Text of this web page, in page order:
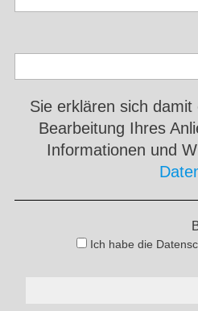
Sie erklären sich
Bearbeitung Ihres
Informationen und
Ich habe die